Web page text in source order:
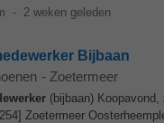
- 2 weken geleden
Bijbaan
- Zoetermeer
(bijbaan)
Zoetermeer